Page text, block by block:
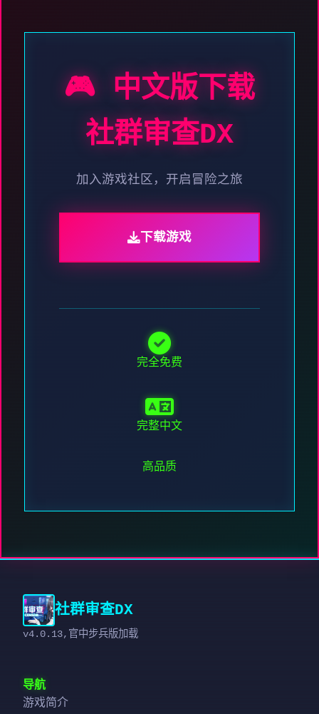
🎮 中文版下载
社群审查DX
加入游戏社区，开启冒险之旅
下载游戏
完全免费
完整中文
高品质
社群审查DX
v4.0.13,官中步兵版加载
导航
游戏简介